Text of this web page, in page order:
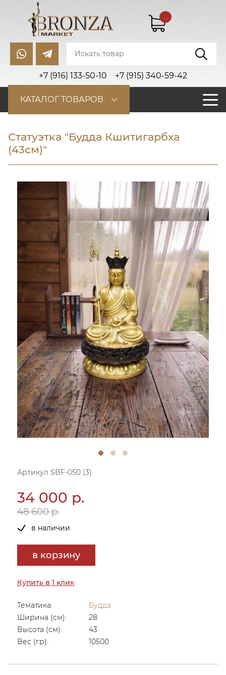
+7 (916) 133-50-10 +7 (915) 340-59-42
...
КАТАЛОГ ТОВАРОВ
Статуэтка "Будда Кшитигарбха
(43см)"
Артикул SBF-050 (3)
34 000 р.
48 600 р.
в наличии
в корзину
Купить в 1 клик
Тематика:
Будда
Ширина (см):
28
Высота (см):
43
Вес (гр):
10500